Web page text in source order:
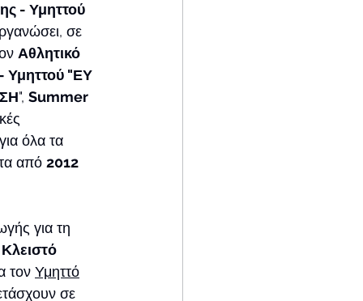
- Υμηττού
σε
Αθλητικό
Υμηττού "ΕΥ
", Summer
όλα τα
από 2012
για τη
Κλειστό
τον Υμηττό
σε